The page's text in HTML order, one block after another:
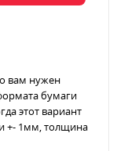
вам нужен
бумаги
этот вариант
+- 1мм, толщина